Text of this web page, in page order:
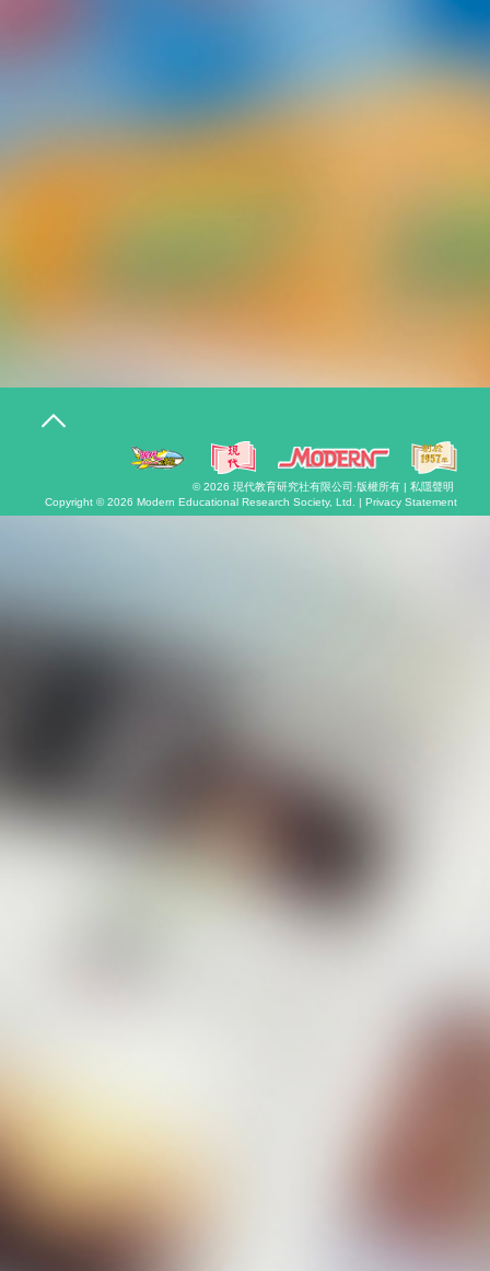
T
n
© 2026 現代教育研究社有限公司 ·版權所有 | 私隱聲明
Copyright © 2026 Modern Educational Research Society, Ltd. | Privacy Statement